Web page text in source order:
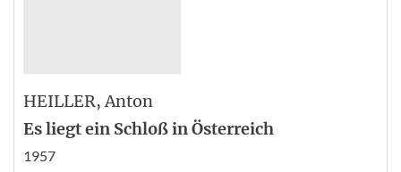
HEILLER, Anton
Es liegt ein Schloß in Österreich
1957